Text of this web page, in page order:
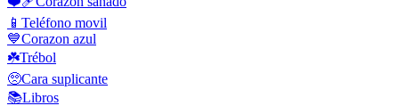
📱 Teléfono movil
💙Corazon azul
☘️Trébol
🥺Cara suplicante
📚Libros